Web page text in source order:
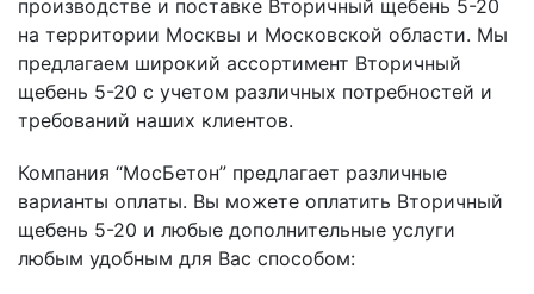
производстве и поставке Вторичный щебень 5-20
на территории Москвы и Московской области. Мы
предлагаем широкий ассортимент Вторичный
щебень 5-20 с учетом различных потребностей и
требований наших клиентов.
Компания “МосБетон” предлагает различные
варианты оплаты. Вы можете оплатить Вторичный
щебень 5-20 и любые дополнительные услуги
любым удобным для Вас способом: